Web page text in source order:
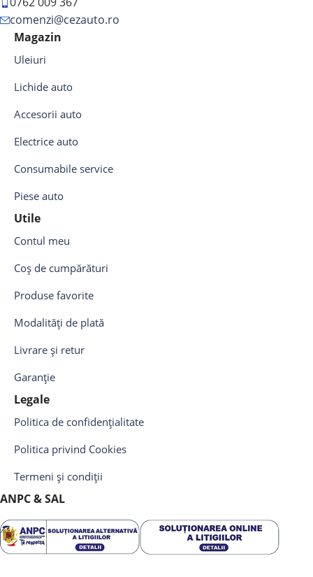
comenzi@cezauto.ro
Magazin
Uleiuri
Lichide auto
Accesorii auto
Electrice auto
Consumabile service
Piese auto
Utile
Contul meu
Coș de cumpărături
Produse favorite
Modalități de plată
Livrare și retur
Garanție
Legale
Politica de confidențialitate
Politica privind Cookies
Termeni și condiții
ANPC & SAL